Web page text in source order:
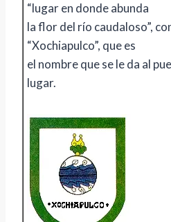
“lugar en donde abunda
la flor del río caudaloso”,
“Xochiapulco”, que es
el nombre que se le da al
lugar.